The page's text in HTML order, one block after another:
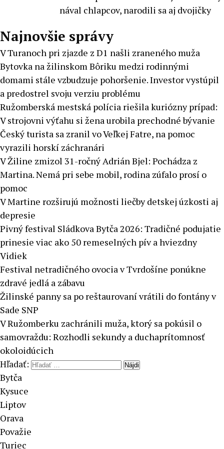
nával chlapcov, narodili sa aj dvojičky
Najnovšie správy
V Turanoch pri zjazde z D1 našli zraneného muža
Bytovka na žilinskom Bôriku medzi rodinnými
domami stále vzbudzuje pohoršenie. Investor vystúpil
a predostrel svoju verziu problému
Ružomberská mestská polícia riešila kuriózny prípad:
V strojovni výťahu si žena urobila prechodné bývanie
Český turista sa zranil vo Veľkej Fatre, na pomoc
vyrazili horskí záchranári
V Žiline zmizol 31-ročný Adrián Bjel: Pochádza z
Martina. Nemá pri sebe mobil, rodina zúfalo prosí o
pomoc
V Martine rozširujú možnosti liečby detskej úzkosti aj
depresie
Pivný festival Sládkova Bytča 2026: Tradičné podujatie
prinesie viac ako 50 remeselných pív a hviezdny
Vidiek
Festival netradičného ovocia v Tvrdošíne ponúkne
zdravé jedlá a zábavu
Žilinské panny sa po reštaurovaní vrátili do fontány v
Sade SNP
V Ružomberku zachránili muža, ktorý sa pokúsil o
samovraždu: Rozhodli sekundy a duchaprítomnosť
okoloidúcich
Hľadať:
Bytča
Kysuce
Liptov
Orava
Považie
Turiec